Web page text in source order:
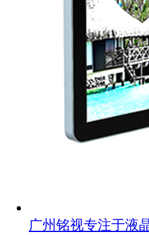
广州铭视专注于液